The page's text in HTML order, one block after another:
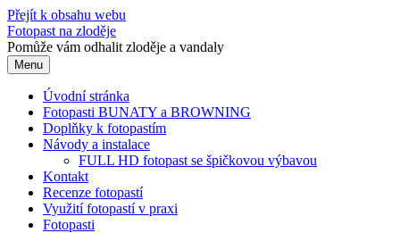
Přejít k obsahu webu
Fotopast na zloděje
Pomůže vám odhalit zloděje a vandaly
Menu
Úvodní stránka
Fotopasti BUNATY a BROWNING
Doplňky k fotopastím
Návody a instalace
FULL HD fotopast se špičkovou výbavou
Kontakt
Recenze fotopastí
Využití fotopastí v praxi
Fotopasti